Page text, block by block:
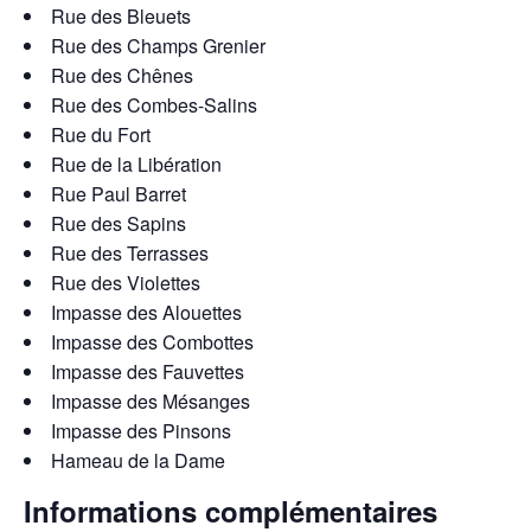
Rue des Bleuets
Rue des Champs Grenier
Rue des Chênes
Rue des Combes-Salins
Rue du Fort
Rue de la Libération
Rue Paul Barret
Rue des Sapins
Rue des Terrasses
Rue des Violettes
Impasse des Alouettes
Impasse des Combottes
Impasse des Fauvettes
Impasse des Mésanges
Impasse des Pinsons
Hameau de la Dame
Informations complémentaires